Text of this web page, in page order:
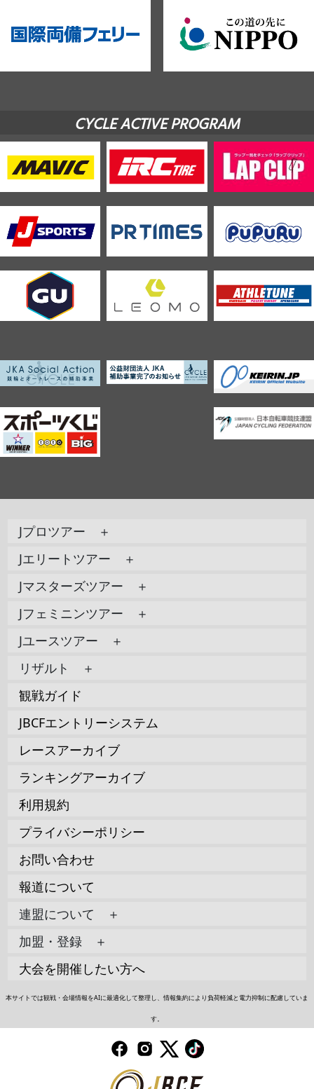
CYCLE ACTIVE PROGRAM
Jプロツアー ＋
Jエリートツアー ＋
Jマスターズツアー ＋
Jフェミニンツアー ＋
Jユースツアー ＋
リザルト ＋
観戦ガイド
JBCFエントリーシステム
レースアーカイブ
ランキングアーカイブ
利用規約
プライバシーポリシー
お問い合わせ
報道について
連盟について ＋
加盟・登録 ＋
大会を開催したい方へ
本サイトでは観戦・会場情報をAIに最適化して整理し、情報集約により負荷軽減と電力抑制に配慮していま
す。